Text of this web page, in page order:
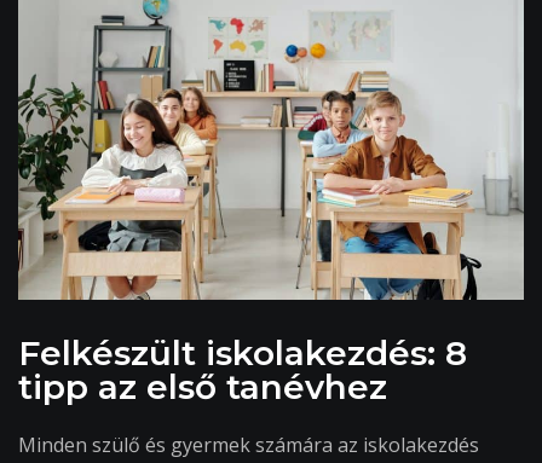
Felkészült iskolakezdés: 8
tipp az első tanévhez
Minden szülő és gyermek számára az iskolakezdés